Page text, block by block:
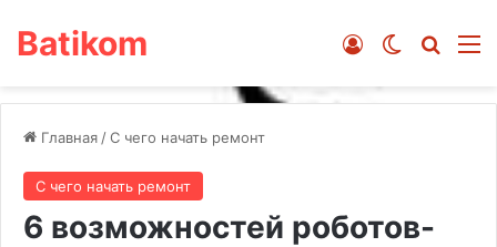
Batikom Switch skin
Войти
Главная /С чего начать ремонт
С чего начать ремонт
6 возможностей роботов-